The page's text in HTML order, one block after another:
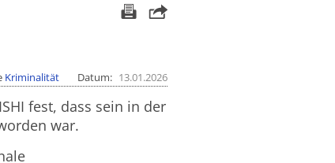
Kriminalität Datum 13.01.2026
fest, dass sein in der
war.